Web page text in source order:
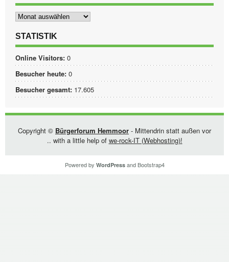
Archiv
STATISTIK
Online Visitors: 0
Besucher heute: 0
Besucher gesamt: 17.605
Copyright © Bürgerforum Hemmoor - Mittendrin statt außen vor
.. with a little help of we-rock-IT (Webhosting)!
Powered by WordPressand Bootstrap4